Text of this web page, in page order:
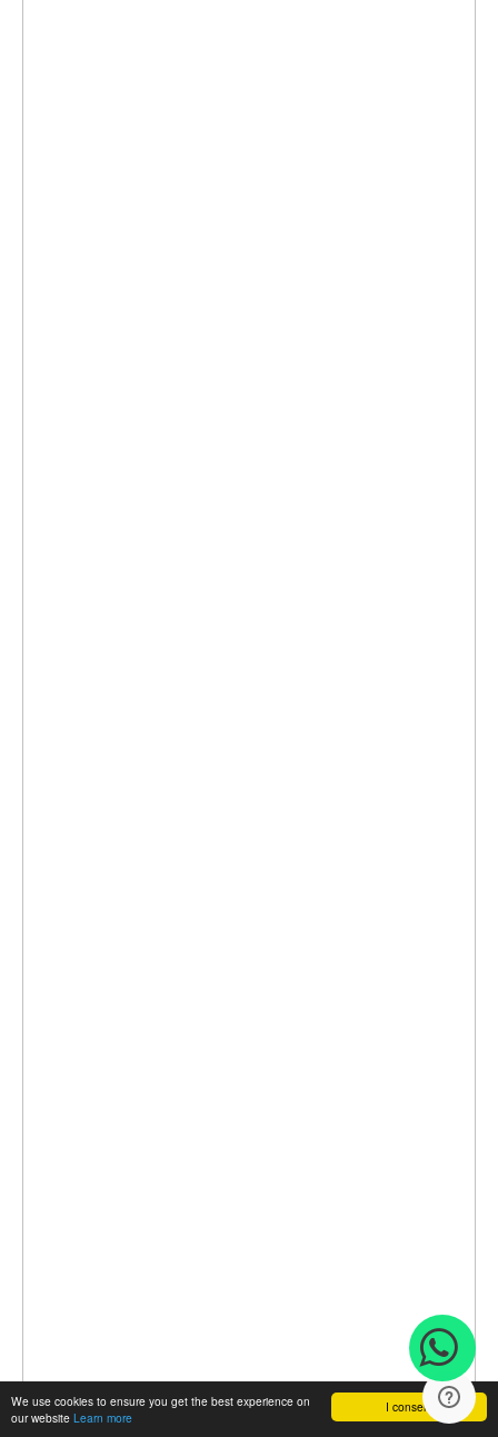
I consent
We use cookies to ensure you get the best experience on
our website Learn more